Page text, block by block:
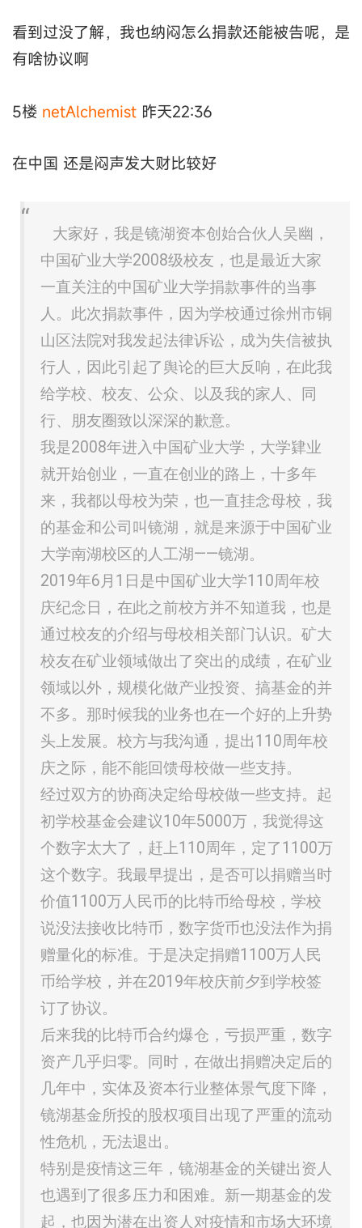
看到过没了解，我也纳闷怎么捐款还能被告呢，是
有啥协议啊
5楼 netAlchemist 昨天22:36
在中国 还是闷声发大财比较好
大家好，我是镜湖资本创始合伙人吴幽，
中国矿业大学2008级校友，也是最近大家
一直关注的中国矿业大学捐款事件的当事
人。此次捐款事件，因为学校通过徐州市铜
山区法院对我发起法律诉讼，成为失信被执
行人，因此引起了舆论的巨大反响，在此我
给学校、校友、公众、以及我的家人、同
行、朋友圈致以深深的歉意。
我是2008年进入中国矿业大学，大学肄业
就开始创业，一直在创业的路上，十多年
来，我都以母校为荣，也一直挂念母校，我
的基金和公司叫镜湖，就是来源于中国矿业
大学南湖校区的人工湖——镜湖。
2019年6月1日是中国矿业大学110周年校
庆纪念日，在此之前校方并不知道我，也是
通过校友的介绍与母校相关部门认识。矿大
校友在矿业领域做出了突出的成绩，在矿业
领域以外，规模化做产业投资、搞基金的并
不多。那时候我的业务也在一个好的上升势
头上发展。校方与我沟通，提出110周年校
庆之际，能不能回馈母校做一些支持。
经过双方的协商决定给母校做一些支持。起
初学校基金会建议10年5000万，我觉得这
个数字太大了，赶上110周年，定了1100万
这个数字。我最早提出，是否可以捐赠当时
价值1100万人民币的比特币给母校，学校
说没法接收比特币，数字货币也没法作为捐
赠量化的标准。于是决定捐赠1100万人民
币给学校，并在2019年校庆前夕到学校签
订了协议。
后来我的比特币合约爆仓，亏损严重，数字
资产几乎归零。同时，在做出捐赠决定后的
几年中，实体及资本行业整体景气度下降，
镜湖基金所投的股权项目出现了严重的流动
性危机，无法退出。
特别是疫情这三年，镜湖基金的关键出资人
也遇到了很多压力和困难。新一期基金的发
起，也因为潜在出资人对疫情和市场大环境